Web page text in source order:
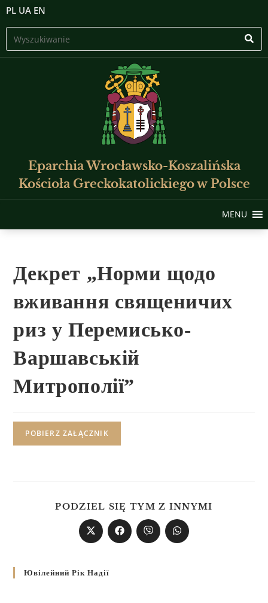
PL UA EN
Eparchia Wrocławsko-Koszalińska
Kościoła Greckokatolickiego w Polsce
MENU
Декрет „Норми щодо
вживання священичих
риз у Перемисько-
Варшавській
Митрополії”
POBIERZ ZAŁĄCZNIK
PODZIEL SIĘ TYM Z INNYMI
Ювілейний Рік Надії